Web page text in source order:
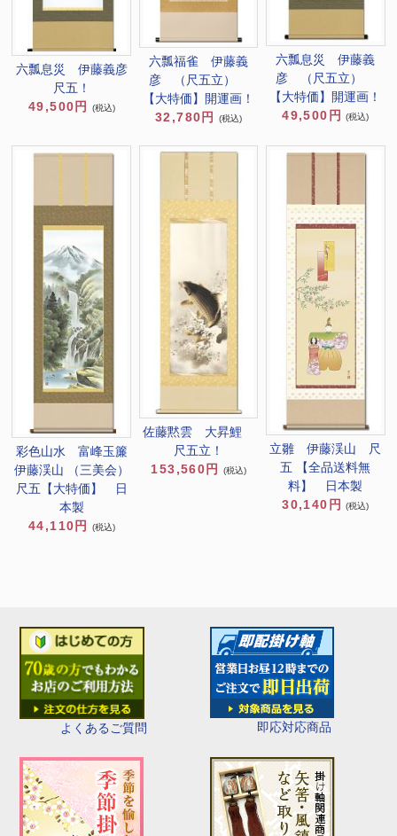
よくあるご質問 即応対応商品
六瓢息災 伊藤義彦
尺五！
49,500円
(税込)
六瓢福雀 伊藤義
彦 （尺五立）
【大特価】開運画！
32,780円
(税込)
六瓢息災 伊藤義
彦 （尺五立）
【大特価】開運画！
49,500円
(税込)
彩色山水 富峰玉簾
伊藤渓山 （三美会）
尺五【大特価】 日
本製
44,110円
(税込)
佐藤黙雲 大昇鯉
尺五立！
153,560円
(税込)
立雛 伊藤渓山 尺
五 【全品送料無
料】 日本製
30,140円
(税込)